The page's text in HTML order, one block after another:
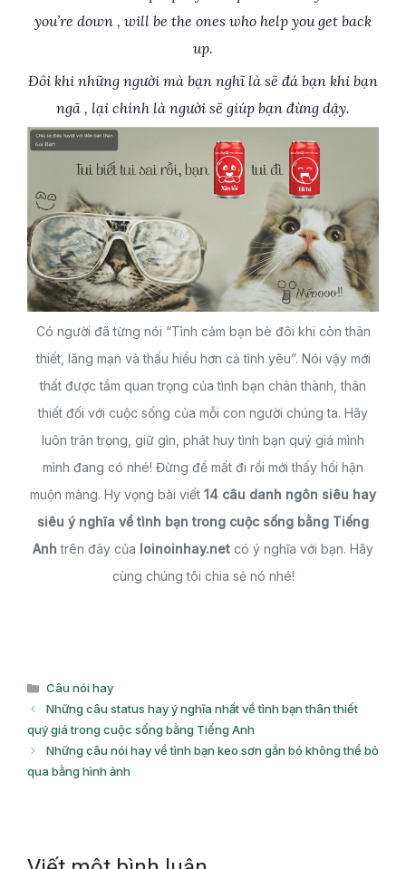
you’re down , will be the ones who help you get back
up.
Đôi khi những người mà bạn nghĩ là sẽ đá bạn khi bạn
ngã , lại chính là người sẽ giúp bạn đừng dậy.
Có người đã từng nói “Tình cảm bạn bè đôi khi còn thân
thiết, lãng mạn và thấu hiểu hơn cả tình yêu”. Nói vậy mới
thất được tầm quan trọng của tình bạn chân thành, thân
thiết đối với cuộc sống của mỗi con người chúng ta. Hãy
luôn trân trọng, giữ gìn, phát huy tình bạn quý giá mình
mình đang có nhé! Đừng để mất đi rồi mới thấy hối hận
muộn màng. Hy vọng bài viết 14 câu danh ngôn siêu hay
siêu ý nghĩa về tình bạn trong cuộc sống bằng Tiếng
Anh trên đây của loinoinhay.net có ý nghĩa với bạn. Hãy
cùng chúng tôi chia sẻ nó nhé!
Danh
mục
Câu nói hay
Những câu status hay ý nghĩa nhất về tình bạn thân thiết
quý giá trong cuộc sống bằng Tiếng Anh
Những câu nói hay về tình bạn keo sơn gắn bó không thể bỏ
qua bằng hình ảnh